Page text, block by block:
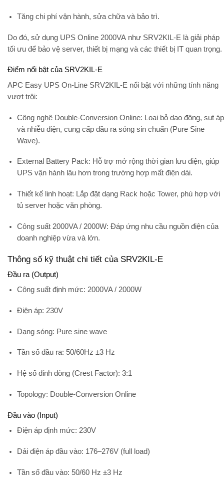
Tăng chi phí vận hành, sửa chữa và bảo trì.
Do đó, sử dụng UPS Online 2000VA như SRV2KIL-E là giải pháp
tối ưu để bảo vệ server, thiết bị mạng và các thiết bị IT quan trọng.
Điểm nổi bật của SRV2KIL-E
APC Easy UPS On-Line SRV2KIL-E nổi bật với những tính năng
vượt trội:
Công nghệ Double-Conversion Online: Loại bỏ dao động, sụt áp
và nhiễu điện, cung cấp đầu ra sóng sin chuẩn (Pure Sine
Wave).
External Battery Pack: Hỗ trợ mở rộng thời gian lưu điện, giúp
UPS vận hành lâu hơn trong trường hợp mất điện dài.
Thiết kế linh hoạt: Lắp đặt dạng Rack hoặc Tower, phù hợp với
tủ server hoặc văn phòng.
Công suất 2000VA / 2000W: Đáp ứng nhu cầu nguồn điện của
doanh nghiệp vừa và lớn.
Thông số kỹ thuật chi tiết của SRV2KIL-E
Đầu ra (Output)
Công suất định mức: 2000VA / 2000W
Điện áp: 230V
Dạng sóng: Pure sine wave
Tần số đầu ra: 50/60Hz ±3 Hz
Hệ số đỉnh dòng (Crest Factor): 3:1
Topology: Double-Conversion Online
Đầu vào (Input)
Điện áp định mức: 230V
Dải điện áp đầu vào: 176–276V (full load)
Tần số đầu vào: 50/60 Hz ±3 Hz